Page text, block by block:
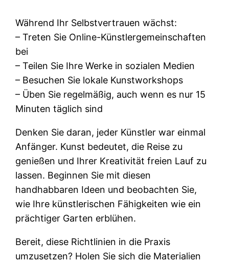
Während Ihr Selbstvertrauen wächst:
– Treten Sie Online-Künstlergemeinschaften
bei
– Teilen Sie Ihre Werke in sozialen Medien
– Besuchen Sie lokale Kunstworkshops
– Üben Sie regelmäßig, auch wenn es nur 15
Minuten täglich sind
Denken Sie daran, jeder Künstler war einmal
Anfänger. Kunst bedeutet, die Reise zu
genießen und Ihrer Kreativität freien Lauf zu
lassen. Beginnen Sie mit diesen
handhabbaren Ideen und beobachten Sie,
wie Ihre künstlerischen Fähigkeiten wie ein
prächtiger Garten erblühen.
Bereit, diese Richtlinien in die Praxis
umzusetzen? Holen Sie sich die Materialien